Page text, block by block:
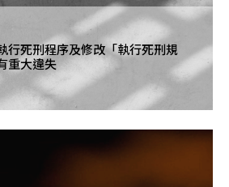
行死刑程序及修改「執行死刑規
重大違失